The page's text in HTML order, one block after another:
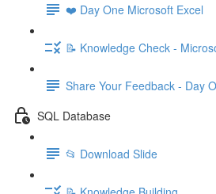
❤️ Day One Microsoft Excel
📝 Knowledge Check -
Share Your Feedback - Day
SQL Database
📂 Download Slide